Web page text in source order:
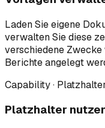
Laden Sie eigene
verwalten Sie diese
verschiedene Zwecke
Berichte angelegt
Capability ·
Platzhalter